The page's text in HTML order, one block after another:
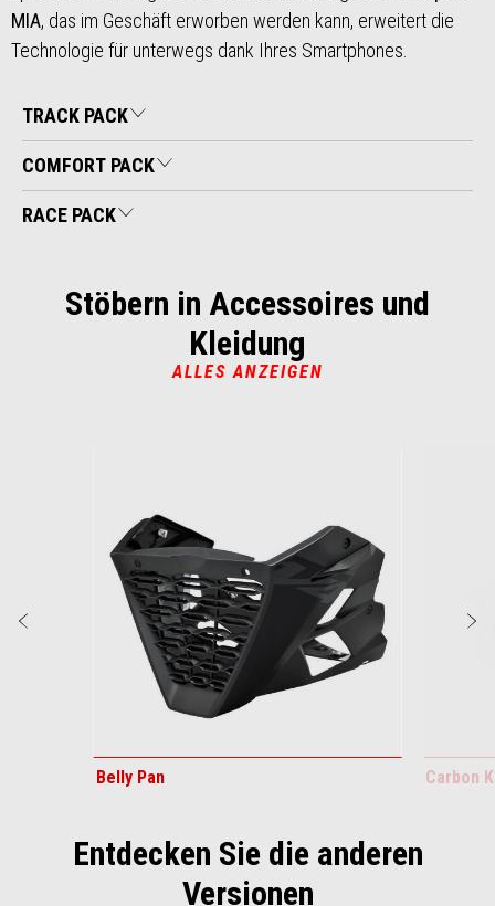
MIA, das im Geschäft erworben werden kann, erweitert die
Technologie für unterwegs dank Ihres Smartphones.
TRACK PACK
COMFORT PACK
RACE PACK
Stöbern in Accessoires und
Kleidung
ALLES ANZEIGEN
Belly Pan Carbon
Entdecken Sie die anderen
Versionen